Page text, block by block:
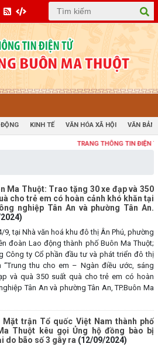
KINH TẾ VĂN HÓA XÃ HỘI VĂN BẢN
TRANG THÔNG TIN ĐIỆN TỬ
Ma Thuột: Trao tặng 30 xe đạp và 350
cho trẻ em có hoàn cảnh khó khăn tại
nghiệp Tân An và phường Tân An.
9, tại Nhà văn hoá khu đô thị Ân Phú, phường
đoàn Lao động thành phố Buôn Ma Thuột;
Công ty Cổ phần đầu tư và phát triển đô thị
“Trung thu cho em – Ngàn điều ước, sáng
và quà 350 suất quà cho trẻ em có hoàn
Tân An và phường Tân An, TP.Buôn Ma
Mặt trận Tổ quốc Việt Nam thành phố
Thuột kêu gọi Ủng hộ đồng bào bị
do bão số 3 gây ra (12/09/2024)